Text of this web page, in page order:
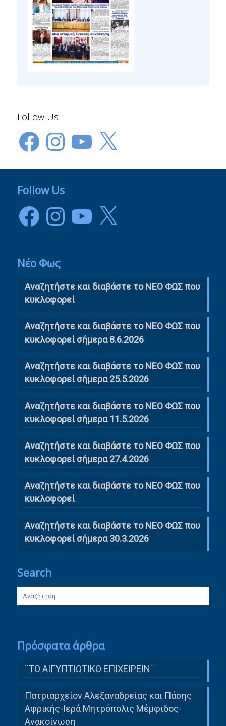
Follow Us
FacebookInstagramYouTube
X
Follow Us
FacebookInstagramYouTube
X
Νέο Φως
Αναζητήστε και διαβάστε το NΕΟ ΦΩΣ που
κυκλοφορεί
Αναζητήστε και διαβάστε το ΝΕΟ ΦΩΣ που
κυκλοφορεί σήμερα 8.6.2026
Αναζητήστε και διαβάστε το ΝΕΟ ΦΩΣ που
κυκλοφορεί σήμερα 25.5.2026
Αναζητήστε και διαβάστε το ΝΕΟ ΦΩΣ που
κυκλοφορεί σήμερα 11.5.2026
Αναζητήστε και διαβάστε το ΝΕΟ ΦΩΣ που
κυκλοφορεί σήμερα 27.4.2026
Αναζητήστε και διαβάστε το ΝΕΟ ΦΩΣ που
κυκλοφορεί
Αναζητήστε και διαβάστε το ΝΕΟ ΦΩΣ που
κυκλοφορεί σήμερα 30.3.2026
Search
Πρόσφατα άρθρα
¨ΤΟ ΑΙΓΥΠΤΙΩΤΙΚΟ ΕΠΙΧΕΙΡΕΙΝ¨
Πατριαρχείον Αλεξαναδρείας και Πάσης
Αφρικής-Ιερά Μητρόπολις Μέμφιδος-
Ανακοίνωση